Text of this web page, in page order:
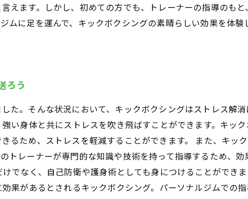
えます。しかし、初めての方でも、トレーナーの指導のも
ムに足を運んで、キックボクシングの素晴らしい効果を体験
ろう
た。そんな状況において、キックボクシングはストレス解
い身体と共にストレスを吹き飛ばすことができます。キッ
るため、ストレスを軽減することができます。 また、キッ
トレーナーが専門的な知識や技術を持って指導するため、
でなく、自己防衛や護身術としても身につけることができ
果があるとされるキックボクシング。パーソナルジムでの